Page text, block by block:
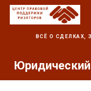
ВСЁ О СДЕЛКАХ,